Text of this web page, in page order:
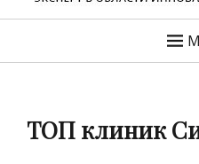
ТОП клиник